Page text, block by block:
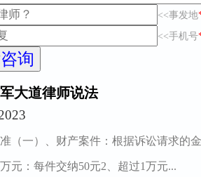
<<事发地
<<手机号
大道律师说法
（一）、财产案件：根据诉讼请求的
元：每件交纳50元2、超过1万元...